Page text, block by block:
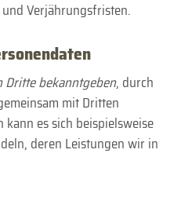
Verjährungs­fristen.
Dritte bekanntgeben, durch
mit Dritten
es sich beispielsweise
deren Leistungen wir in